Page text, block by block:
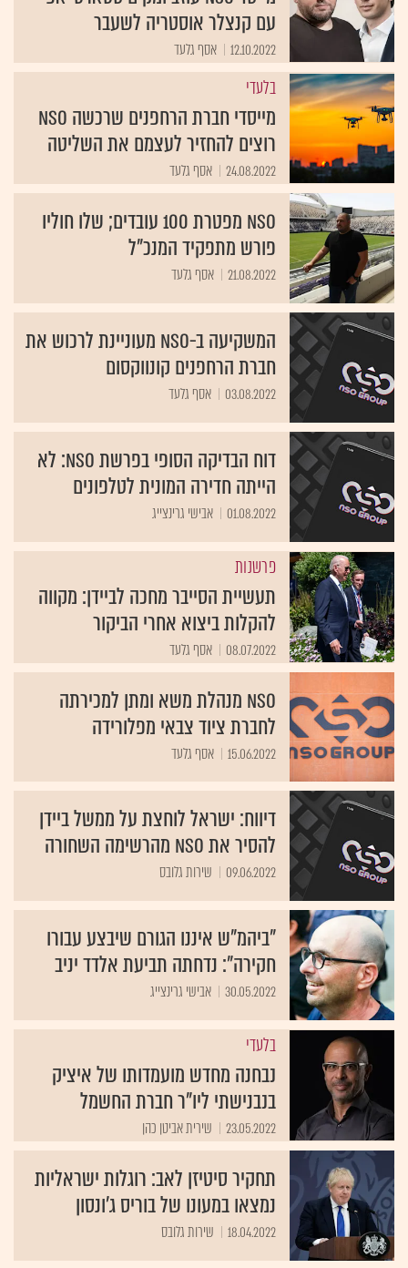
עם קנצלר אוסטריה לשעבר
12.10.2022 אסף גלעד
בלעדי
מייסדי חברת הרחפנים שרכשה NSO
רוצים להחזיר לעצמם את השליטה
24.08.2022 אסף גלעד
NSO מפטרת 100 עובדים; שלו חוליו
פורש מתפקיד המנכ"ל
21.08.2022 אסף גלעד
המשקיעה ב-NSO מעוניינת לרכוש את
חברת הרחפנים קונווקסום
03.08.2022 אסף גלעד
דוח הבדיקה הסופי בפרשת NSO: לא
הייתה חדירה המונית לטלפונים
01.08.2022 אבישי גרינצייג
פרשנות
תעשיית הסייבר מחכה לביידן: מקווה
להקלות ביצוא אחרי הביקור
08.07.2022 אסף גלעד
NSO מנהלת משא ומתן למכירתה
לחברת ציוד צבאי מפלורידה
15.06.2022 אסף גלעד
דיווח: ישראל לוחצת על ממשל ביידן
להסיר את NSO מהרשימה השחורה
09.06.2022 שירות גלובס
"ביהמ"ש איננו הגורם שיבצע עבורו
חקירה": נדחתה תביעת אלדד יניב
30.05.2022 אבישי גרינצייג
בלעדי
נבחנה מחדש מועמדותו של איציק
בנבנישתי ליו"ר חברת החשמל
23.05.2022 שירית אביטן כהן
תחקיר סיטיזן לאב: רוגלות ישראליות
נמצאו במעונו של בוריס ג'ונסון
18.04.2022 שירות גלובס